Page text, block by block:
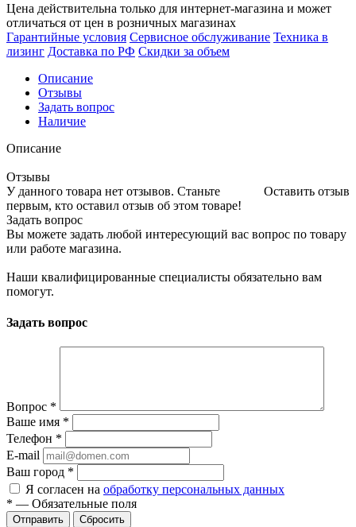
Цена действительна только для интернет-магазина и может
отличаться от цен в розничных магазинах
Гарантийные условия Сервисное обслуживание Техника в
лизинг Доставка по РФ Скидки за объем
Описание
Отзывы
Задать вопрос
Наличие
Описание
Отзывы
Оставить отзыв
У данного товара нет отзывов. Станьте
первым, кто оставил отзыв об этом товаре!
Задать вопрос
Вы можете задать любой интересующий вас вопрос по товару
или работе магазина.
Наши квалифицированные специалисты обязательно вам
помогут.
Задать вопрос
Вопрос *
Ваше имя *
Телефон *
E-mail
Ваш город *
Я согласен на обработку персональных данных
* — Обязательные поля
Сбросить